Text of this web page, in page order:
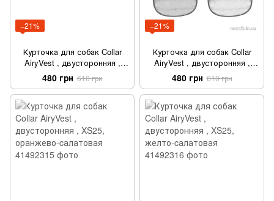
−21%
Курточка для собак Collar
AiryVest , двусторонняя ,
XS25, черно-голубая
480 грн 610 грн
−21%
Курточка для собак Collar
AiryVest , двусторонняя ,
XS25, cалатово-голубая
480 грн 610 грн